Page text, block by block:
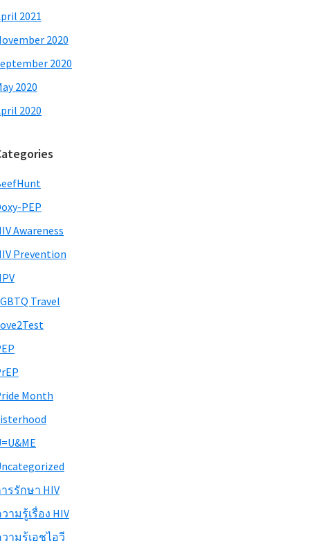
2021
2020
2020
2020
2020
PEP
Awareness
Prevention
Travel
Month
รรักษา HIV
ามรู้เรื่อง HIV
ามรู้เอชไอวี